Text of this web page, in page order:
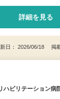
詳細を見る
日： 2026/06/18 掲
ビリテーション病